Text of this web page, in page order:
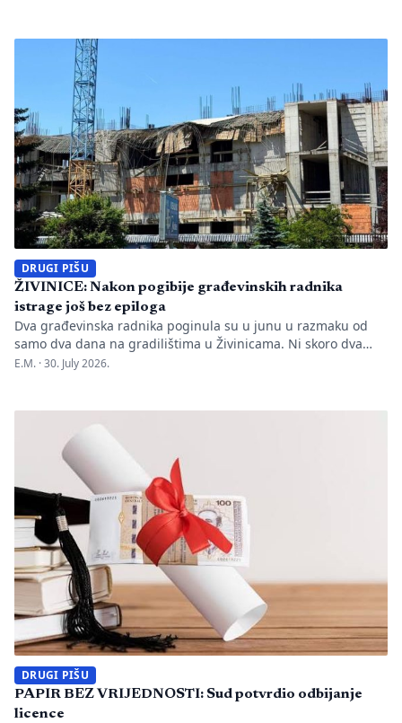
kakva je sudbina studenata koji su uložili godine i novac u
bezvrijedne indekse? Odlukom Kantonalnog suda u […]
DRUGI PIŠU
ŽIVINICE: Nakon pogibije građevinskih radnika
istrage još bez epiloga
Dva građevinska radnika poginula su u junu u razmaku od
samo dva dana na gradilištima u Živinicama. Ni skoro dva
mjeseca kasnije javnosti nisu poznati uzroci nesreća, niti je
Mahmutović Dok Tužilaštvo Tuzlanskog kantona sprovodi
istrage, odgovornost […]
E.M. ·30. July 2026.
DRUGI PIŠU
PAPIR BEZ VRIJEDNOSTI: Sud potvrdio odbijanje
licence